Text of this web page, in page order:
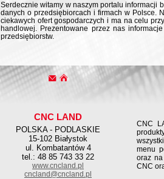
Serdecznie witamy w naszym portalu informacji
danych o przedsiębiorcach i firmach w Polsce.
ciekawych ofert gospodarczych i ma na celu
handlowej. Prezentowane przez nas
przedsiębiorstw.
CNC LAND
POLSKA - PODLASKIE
15-102 Białystok
ul. Kombatantów 4
tel.: 48 85 743 33 22
www.cncland.pl
cncland@cncland.pl
CNC
menu
oraz
CNC